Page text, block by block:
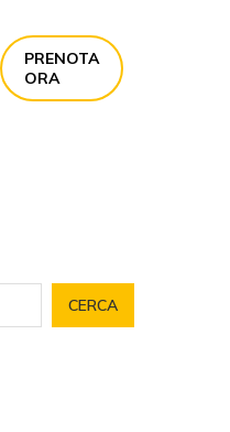
PRENOTA
ORA
CERCA